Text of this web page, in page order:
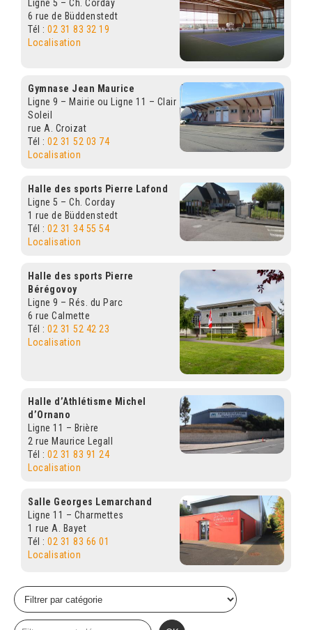
Ligne 5 – Ch. Corday
6 rue de Büddenstedt
Tél : 02 31 83 32 19
Localisation
Gymnase Jean Maurice
Ligne 9 – Mairie ou Ligne 11 – Clair
Soleil
rue A. Croizat
Tél : 02 31 52 03 74
Localisation
Halle des sports Pierre Lafond
Ligne 5 – Ch. Corday
1 rue de Büddenstedt
Tél : 02 31 34 55 54
Localisation
Halle des sports Pierre
Bérégovoy
Ligne 9 – Rés. du Parc
6 rue Calmette
Tél : 02 31 52 42 23
Localisation
Halle d’Athlétisme Michel
d’Ornano
Ligne 11 – Brière
2 rue Maurice Legall
Tél : 02 31 83 91 24
Localisation
Salle Georges Lemarchand
Ligne 11 – Charmettes
1 rue A. Bayet
Tél : 02 31 83 66 01
Localisation
ARRÊTÉS MUNICIPAUX